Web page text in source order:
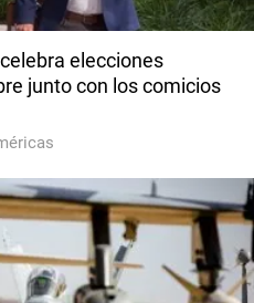
elecciones
junto con los comicios